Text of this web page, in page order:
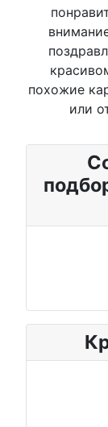
похожие
или